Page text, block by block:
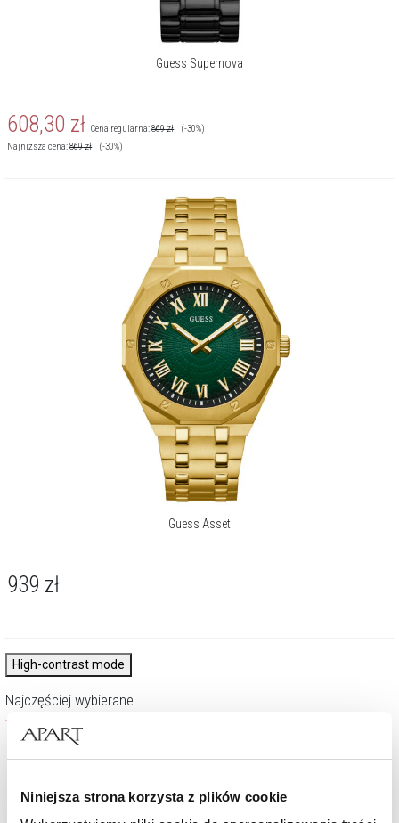
Niniejsza strona korzysta z plików cookie
Guess Supernova
608,30 zł Cena regularna:869zł
(-30%)
Najniższa cena:869zł (-30%)
Guess Asset
939 zł
High-contrast mode
Najczęściej wybierane
%